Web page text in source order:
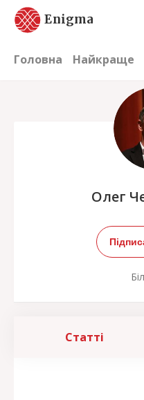
Enigma
Головна Найкраще
Олег
Статті